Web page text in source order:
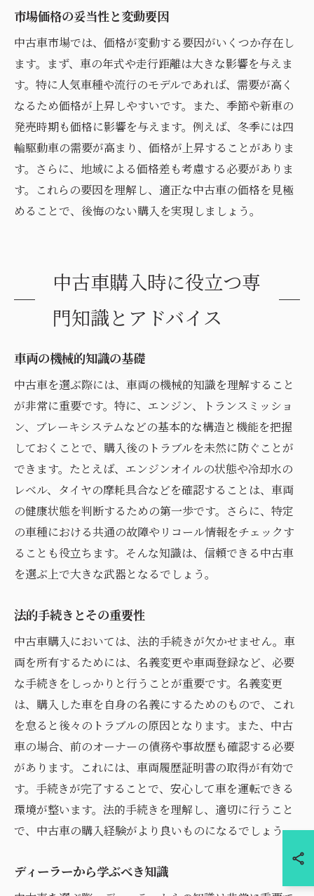
市場価格の妥当性と変動要因
中古車市場では、価格が変動する要因がいくつか存在し
ます。まず、車の年式や走行距離は大きな影響を与えま
す。特に人気車種や流行のモデルであれば、需要が高く
なるため価格が上昇しやすいです。また、季節や新車の
発売時期も価格に影響を与えます。例えば、冬季には四
輪駆動車の需要が高まり、価格が上昇することがありま
す。さらに、地域による価格差も考慮する必要がありま
す。これらの要因を理解し、適正な中古車の価格を見極
めることで、後悔のない購入を実現しましょう。
中古車購入時に役立つ専
門知識とアドバイス
車両の機械的知識の基礎
中古車を選ぶ際には、車両の機械的知識を理解すること
が非常に重要です。特に、エンジン、トランスミッショ
ン、ブレーキシステムなどの基本的な構造と機能を把握
しておくことで、購入後のトラブルを未然に防ぐことが
できます。たとえば、エンジンオイルの状態や冷却水の
レベル、タイヤの摩耗具合などを確認することは、車両
の健康状態を判断するための第一歩です。さらに、特定
の車種における共通の故障やリコール情報をチェックす
ることも役立ちます。そんな知識は、信頼できる中古車
を選ぶ上で大きな武器となるでしょう。
法的手続きとその重要性
中古車購入においては、法的手続きが欠かせません。車
両を所有するためには、名義変更や車両登録など、必要
な手続きをしっかりと行うことが重要です。名義変更
は、購入した車を自身の名義にするためのもので、これ
を怠ると後々のトラブルの原因となります。また、中古
車の場合、前のオーナーの債務や事故歴も確認する必要
があります。これには、車両履歴証明書の取得が有効で
す。手続きが完了することで、安心して車を運転できる
環境が整います。法的手続きを理解し、適切に行うこと
で、中古車の購入経験がより良いものになるでしょう。
ディーラーから学ぶべき知識